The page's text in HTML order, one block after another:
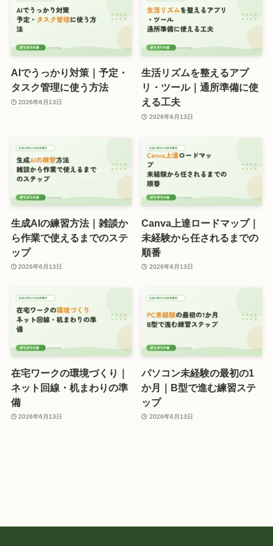
AIでうっかり対策｜予定・
タスク管理に使う方法
2026年6月13日
生活リズムを整えるアプ
リ・ツール｜通所準備に使
える工夫
2026年6月13日
生成AIの練習方法｜雑談か
ら作業で使えるまでのステ
ップ
2026年6月13日
Canva上達ロードマップ｜
未経験から任されるまでの
順番
2026年6月13日
在宅ワークの環境づくり｜
ネット回線・机まわりの準
備
2026年6月13日
パソコン未経験の最初の1
か月｜B型で進む練習ステ
ップ
2026年6月13日